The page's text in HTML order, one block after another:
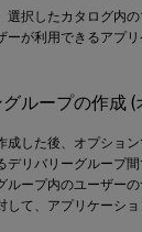
選択したカタログ内
が利用できるアプリ
ループの作成 (
成した後、オプショ
デリバリーグループ
ループ内のユーザー
して、アプリケーショ